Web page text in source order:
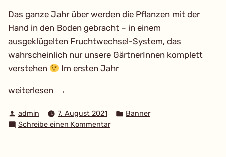
Das ganze Jahr über werden die Pflanzen mit der
Hand in den Boden gebracht – in einem
ausgeklügelten Fruchtwechsel-System, das
wahrscheinlich nur unsere GärtnerInnen komplett
verstehen
Im ersten Jahr
„Die
kommen
auf
weiterlesen
Verfasst
von
admin 7. August 2021
Veröffentlicht
Banner
Schreibe einen Kommentarzu